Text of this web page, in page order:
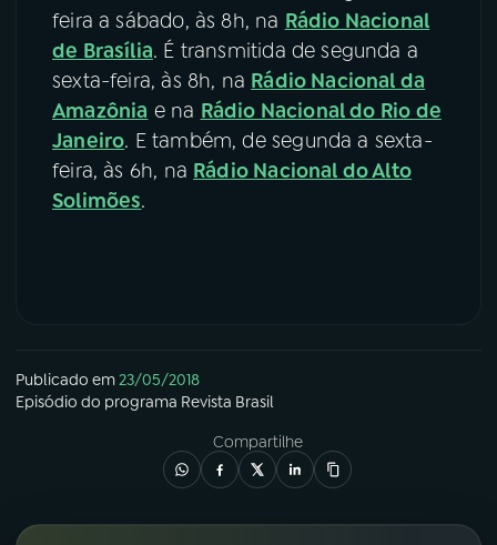
feira a sábado, às 8h, na Rádio Nacional
de Brasília. É transmitida de segunda a
sexta-feira, às 8h, na Rádio Nacional da
Amazônia e na Rádio Nacional do Rio de
Janeiro. E também, de segunda a sexta-
feira, às 6h, na Rádio Nacional do Alto
Solimões.
Publicado em23/05/2018
Episódio do programa Revista Brasil
Compartilhe